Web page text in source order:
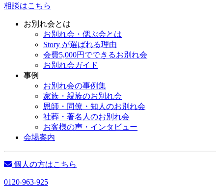
相談はこちら
お別れ会とは
お別れ会・偲ぶ会とは
Story が選ばれる理由
会費5,000円でできるお別れ会
お別れ会ガイド
事例
お別れ会の事例集
家族・親族のお別れ会
恩師・同僚・知人のお別れ会
社葬・著名人のお別れ会
お客様の声・インタビュー
会場案内
個人の方はこちら
0120-963-925